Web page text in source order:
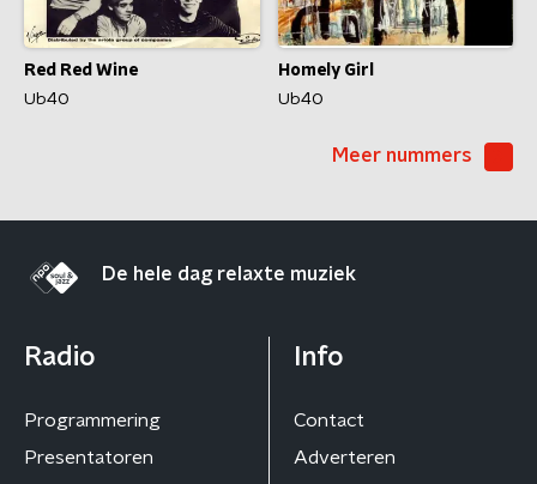
Red Red Wine
Ub40
Homely Girl
Ub40
Meer nummers
De hele dag relaxte muziek
Radio
Programmering
Presentatoren
Info
Contact
Adverteren